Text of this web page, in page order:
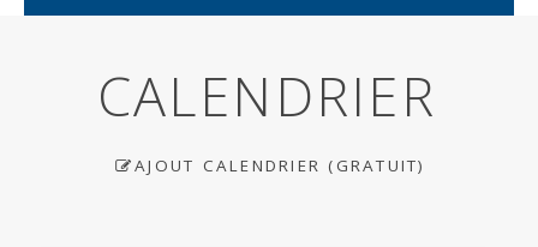
CALENDRIER
AJOUT CALENDRIER (GRATUIT)